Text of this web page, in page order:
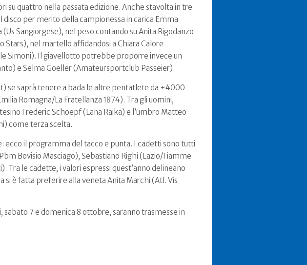
quattro nella passata edizione. Anche stavolta in tre
per merito della campionessa in carica Emma
Sangiorgese), nel peso contando su Anita Rigodanzo
nel martello affidandosi a Chiara Calore
Simoni). Il giavellotto potrebbe proporre invece un
e Selma Goeller (Amateursportclub Passeier).
se saprà tenere a bada le altre pentatlete da +4000
Romagna/La Fratellanza 1874). Tra gli uomini,
Frederic Schoepf (Lana Raika) e l’umbro Matteo
come terza scelta.
ecco il programma del tacco e punta. I cadetti sono tutti
Bovisio Masciago), Sebastiano Righi (Lazio/Fiamme
le cadette, i valori espressi quest’anno delineano
si è fatta preferire alla veneta Anita Marchi (Atl. Vis
sabato 7 e domenica 8 ottobre, saranno trasmesse in